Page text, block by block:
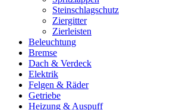
Steinschlagschutz
Ziergitter
Zierleisten
Beleuchtung
Bremse
Dach & Verdeck
Elektrik
Felgen & Räder
Getriebe
Heizung & Auspuff